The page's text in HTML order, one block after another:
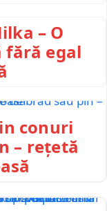
– O
fără egal
conuri
– rețetă